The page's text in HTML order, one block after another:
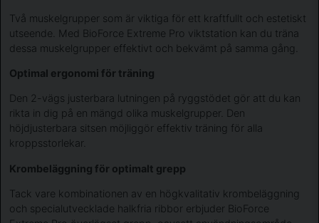
Två muskelgrupper som är viktiga för ett kraftfullt och estetiskt
utseende. Med BioForce Extreme Pro viktstation kan du träna
dessa muskelgrupper effektivt och bekvämt på samma gång.
Optimal ergonomi för träning
Den 2-vägs justerbara lutningen på ryggstödet gör att du kan
rikta in dig på en mängd olika muskelgrupper. Den
höjdjusterbara sitsen möjliggör effektiv träning för alla
kroppsstorlekar.
Krombeläggning för optimalt grepp
Tack vare kombinationen av en högkvalitativ krombeläggning
och specialutvecklade halkfria ribbor erbjuder BioForce